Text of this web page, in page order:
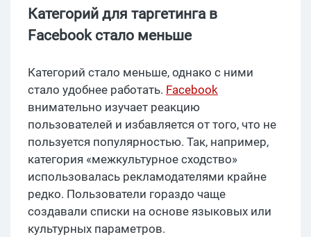
Категорий для таргетинга в
Facebook стало меньше
Категорий стало меньше, однако с ними
стало удобнее работать. Facebook
внимательно изучает реакцию
пользователей и избавляется от того, что не
пользуется популярностью. Так, например,
категория «межкультурное сходство»
использовалась рекламодателями крайне
редко. Пользователи гораздо чаще
создавали списки на основе языковых или
культурных параметров.